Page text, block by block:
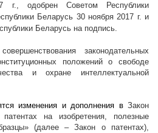
г., одобрен Советом Республики
Беларусь 30 ноября2017 г. и
Беларусь на подпись.
законодательных
положений о свободе
и охране интеллектуальной
изменения и дополнения вЗакон
на изобретения, полезные
(далее – Закон о патентах),